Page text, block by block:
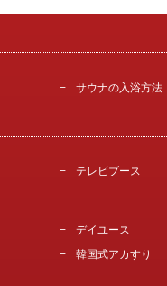
サウナの入浴方法
テレビブース
デイユース
韓国式アカすり